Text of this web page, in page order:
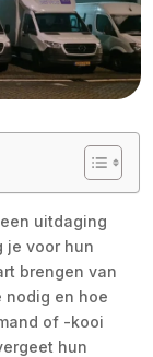
uitdaging
je voor hun
brengen van
nodig en hoe
of -kooi
hun